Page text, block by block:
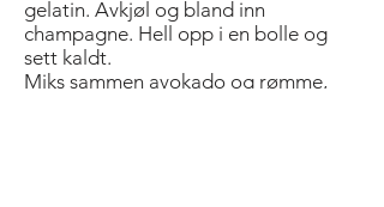
gelatin. Avkjøl og bland inn
champagne. Hell opp i en bolle og
sett kaldt.
Miks sammen avokado og rømme,